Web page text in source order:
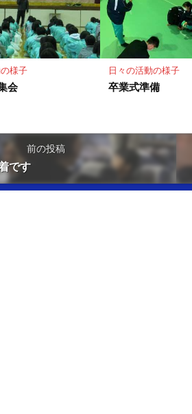
様子
会
日々の活動の様子
卒業式準備
前の投稿
です